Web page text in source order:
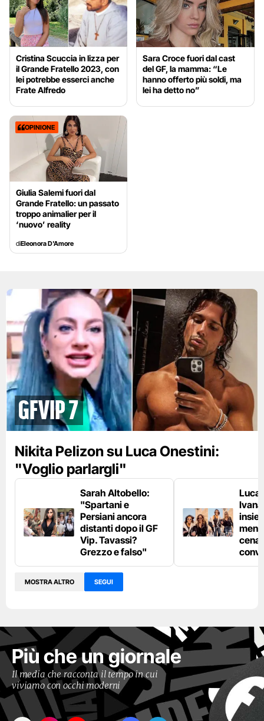
Cristina Scuccia in lizza per
il Grande Fratello 2023, con
lei potrebbe esserci anche
Frate Alfredo
Sara Croce fuori dal cast
del GF, la mamma: “Le
hanno offerto più soldi, ma
lei ha detto no”
OPINIONE
Giulia Salemi fuori dal
Grande Fratello: un passato
troppo animalier per il
‘nuovo’ reality
diEleonora D'Amore
gfvip 7
Nikita Pelizon su Luca Onestini:
"Voglio parlargli"
Sarah Altobello:
"Spartani e
Persiani ancora
distanti dopo il GF
Vip. Tavassi?
Grezzo e falso"
Luca
MOSTRA ALTRO SEGUI
Più che un giornale
Il media che racconta il tempo in cui
viviamo con occhi moderni